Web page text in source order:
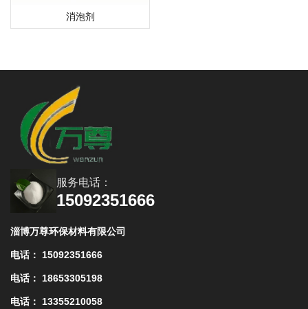
消泡剂
服务电话：
15092351666
淄博万尊环保材料有限公司
电话： 15092351666
电话： 18653305198
电话： 13355210058